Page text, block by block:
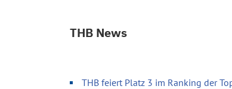
THB News
THB feiert Platz 3 im Ranking der